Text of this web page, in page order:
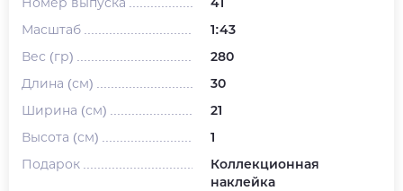
Масштаб
1:43
Вес (гр)
280
Длина (см)
30
Ширина (см)
21
Высота (см)
1
Подарок
Коллекционная
наклейка